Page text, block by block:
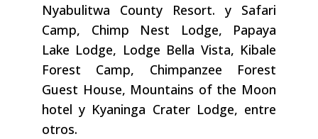
Nyabulitwa County Resort. y Safari
Camp, Chimp Nest Lodge, Papaya
Lake Lodge, Lodge Bella Vista, Kibale
Forest Camp, Chimpanzee Forest
Guest House, Mountains of the Moon
hotel y Kyaninga Crater Lodge, entre
otros.